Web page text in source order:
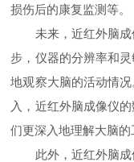
损伤后的康复监测等。
未来，近红外脑成
步，仪器的分辨率和
地观察大脑的活动情
入，近红外脑成像仪
们更深入地理解大脑的
此外，近红外脑成